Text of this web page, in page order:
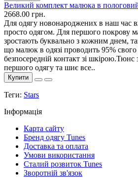
Великий комплект малюка в
2668.00 грн.
Для одягу новонароджених в наш час
просто одягом. Для першого покрову
зростають буквально з кожним днем,
що малюк в одязі проводить 95% свого
безпосередній контакт зі шкірою.Тюнс
першого одягу та шиє все..
Купити
Теги: Stars
Інформація
Карта сайту
Бренд одягу Tunes
Доставка та оплата
Умови використання
Сталий розвиток Tunes
Зворотній зв'язок